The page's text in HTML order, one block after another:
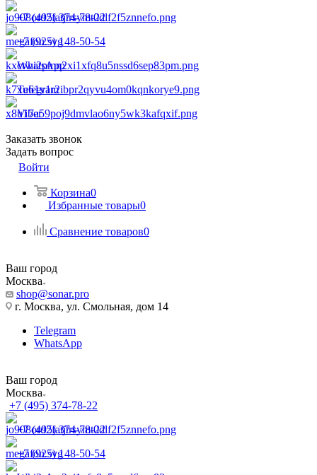
+7 (495) 374-78-22
+7 (925) 148-50-54
WhatsApp
Telegram
Viber
Заказать звонок
Задать вопрос
Войти
Корзина0
Избранные товары0
Сравнение товаров0
Ваш город
Москва
shop@sonar.pro
г. Москва, ул. Смольная, дом 14
Telegram
WhatsApp
Ваш город
Москва
+7 (495) 374-78-22
+7 (495) 374-78-22
+7 (925) 148-50-54